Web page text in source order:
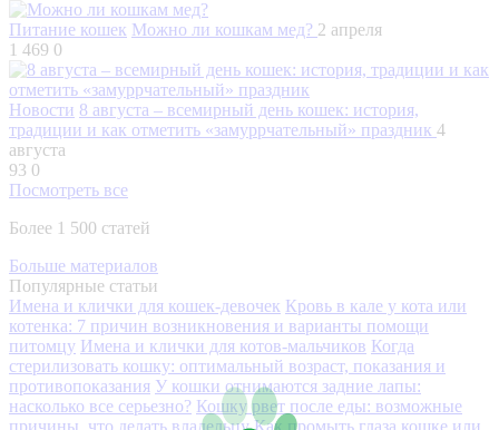
Питание кошек Можно ли кошкам мед? 2 апреля
1 469 0
Новости 8 августа – всемирный день кошек: история,
традиции и как отметить «замуррчательный» праздник 4
августа
93 0
Посмотреть все
Более 1 500 статей
Больше материалов
Популярные статьи
Имена и клички для кошек-девочек Кровь в кале у кота или
котенка: 7 причин возникновения и варианты помощи
питомцу Имена и клички для котов-мальчиков Когда
стерилизовать кошку: оптимальный возраст, показания и
противопоказания У кошки отнимаются задние лапы:
насколько все серьезно? Кошку рвет после еды: возможные
причины, что делать владельцу Как промыть глаза кошке или